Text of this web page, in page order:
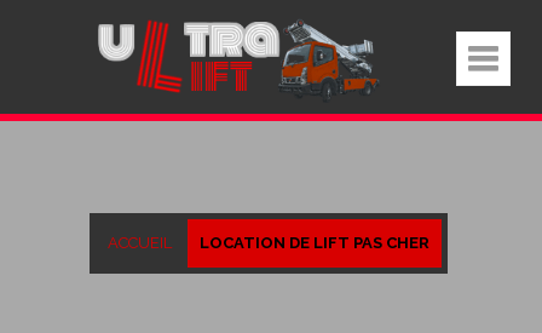
ACCUEIL LOCATION DE LIFT PAS CHER